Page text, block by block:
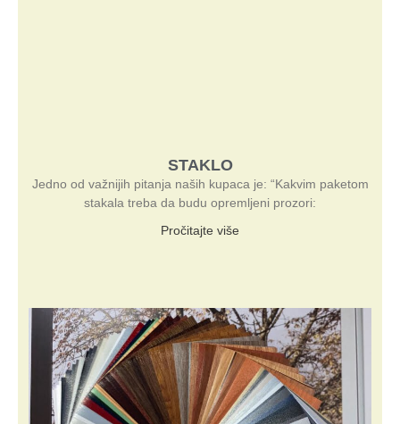
STAKLO
Jedno od važnijih pitanja naših kupaca je: “Kakvim paketom
stakala treba da budu opremljeni prozori:
Pročitajte više